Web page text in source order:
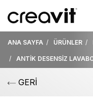
ANA SAYFA ÜRÜNLER
ANTİK DESENSİZ
GERİ